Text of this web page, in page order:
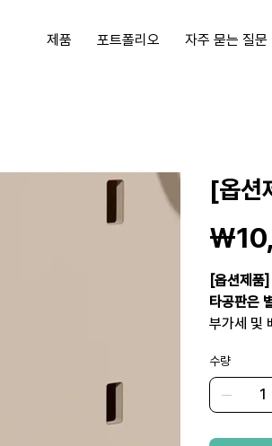
제품 포트폴리오 자주 묻는 질문
[옵션
격
[옵션제품
타공판은
부가세 및
수량